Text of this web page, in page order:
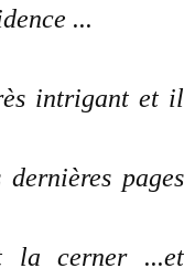
...
intrigant et il
pages
la cerner ...et